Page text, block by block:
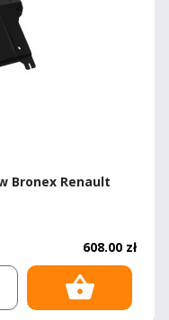
Bronex Renault
608.00 zł